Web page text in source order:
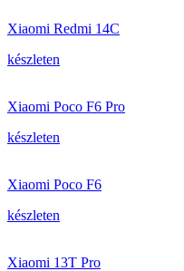
Xiaomi Redmi 14C
készleten
Xiaomi Poco F6 Pro
készleten
Xiaomi Poco F6
készleten
Xiaomi 13T Pro